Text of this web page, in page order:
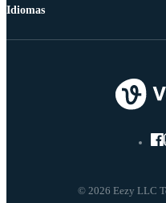
© 2026 Eezy LLC
Idiomas